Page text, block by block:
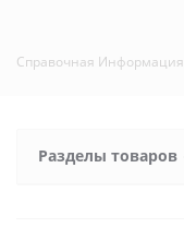
Справочная Информация
Разделы товаров